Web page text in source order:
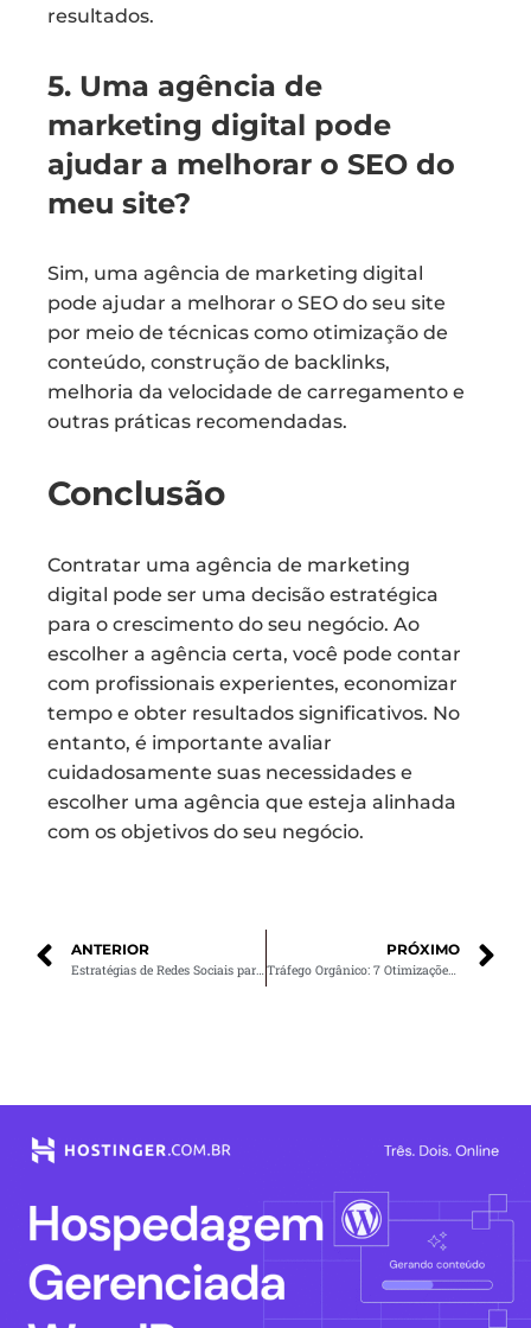
resultados.
5. Uma agência de
marketing digital pode
ajudar a melhorar o SEO do
meu site?
Sim, uma agência de marketing digital
pode ajudar a melhorar o SEO do seu site
por meio de técnicas como otimização de
conteúdo, construção de backlinks,
melhoria da velocidade de carregamento e
outras práticas recomendadas.
Conclusão
Contratar uma agência de marketing
digital pode ser uma decisão estratégica
para o crescimento do seu negócio. Ao
escolher a agência certa, você pode contar
com profissionais experientes, economizar
tempo e obter resultados significativos. No
entanto, é importante avaliar
cuidadosamente suas necessidades e
escolher uma agência que esteja alinhada
com os objetivos do seu negócio.
ANTERIOR PRÓXIMO
Tráfego Orgânico: 7 Otimizações para Impulsionar o Seu Site